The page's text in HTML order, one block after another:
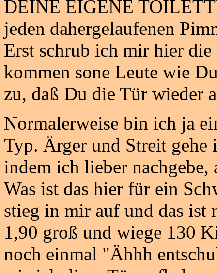
DEINE EIGENE
jeden dahergelaufenen
Erst schrub ich mir hier die
kommen sone Leute wie
zu, daß Du die Tür wieder
Normalerweise bin ich ja
Typ. Ärger und Streit gehe
indem ich lieber
Was ist das hier für ein
stieg in mir auf und das
1,90 groß und wiege 130
noch einmal "Ähhh